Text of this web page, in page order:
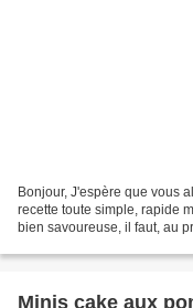
Bonjour, J'espère que vous
recette toute simple, rapide
bien savoureuse, il faut, au
Minis cake aux